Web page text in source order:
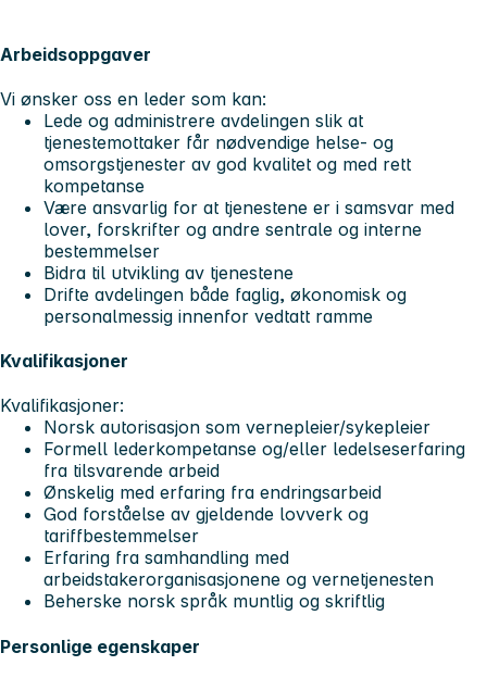
Arbeidsoppgaver
Vi ønsker oss en leder som kan:
Lede og administrere avdelingen slik at
tjenestemottaker får nødvendige helse- og
omsorgstjenester av god kvalitet og med rett
kompetanse
Være ansvarlig for at tjenestene er i samsvar med
lover, forskrifter og andre sentrale og interne
bestemmelser
Bidra til utvikling av tjenestene
Drifte avdelingen både faglig, økonomisk og
personalmessig innenfor vedtatt ramme
Kvalifikasjoner
Kvalifikasjoner:
Norsk autorisasjon som vernepleier/sykepleier
Formell lederkompetanse og/eller ledelseserfaring
fra tilsvarende arbeid
Ønskelig med erfaring fra endringsarbeid
God forståelse av gjeldende lovverk og
tariffbestemmelser
Erfaring fra samhandling med
arbeidstakerorganisasjonene og vernetjenesten
Beherske norsk språk muntlig og skriftlig
Personlige egenskaper